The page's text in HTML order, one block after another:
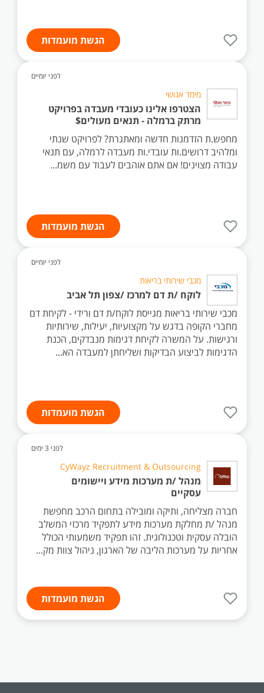
הגשת מועמדות
לפני יומיים
מימד אנושי
הצטרפו אלינו כעובדי מעבדה בפרויקט
מרתק ברמלה - תנאים מעולים$
מחפש.ת הזדמנות חדשה ומאתגרת? לפרויקט שנתי
ומלהיב דרושים.ות עובדי.ות מעבדה לרמלה, עם תנאי
עבודה מצוינים! אם אתם אוהבים לעבוד עם משמ...
הגשת מועמדות
לפני יומיים
מכבי שירותי בריאות
לוקח /ת דם למרכז /צפון תל אביב
מכבי שירותי בריאות מגייסת לוקח/ת דם ורידי - לקיחת דם
מחברי הקופה בדגש על מקצועיות, יעילות, שירותיות
ורגישות. על המשרה לקיחת דגימות מנבדקים, הכנת
הדגימות לביצוע הבדיקות ושליחתן למעבדה הא...
הגשת מועמדות
לפני 3 ימים
CyWayz Recruitment & Outsourcing
מנהל /ת מערכות מידע ויישומים
עסקיים
חברה מצליחה, ותיקה ומובילה בתחום הרכב מחפשת
מנהל /ת מחלקת מערכות מידע לתפקיד מרכזי המשלב
הובלה עסקית וטכנולוגית. זהו תפקיד משמעותי הכולל
אחריות על מערכות הליבה של הארגון, ניהול צוות מק...
הגשת מועמדות